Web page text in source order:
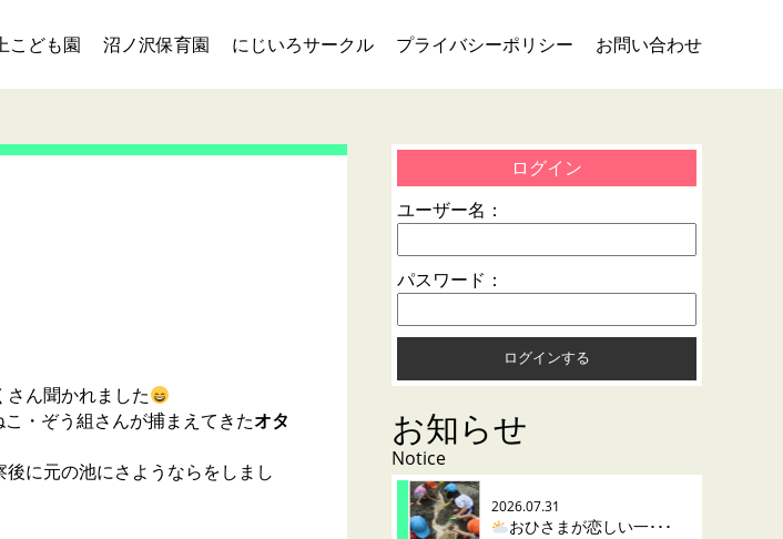
こども園 沼ノ沢保育園 にじいろサークル プライバシーポリシー お問い合わせ
ん聞かれました
こ・ぞう組さんが捕まえてきたオタ
後に元の池にさようならをしまし
ログイン
ユーザー名：
パスワード：
お知らせ
Notice
2026.07.31
おひさまが恋しい一･･･